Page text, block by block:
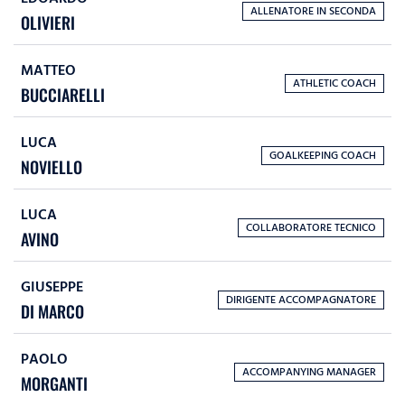
OLIVIERI
ALLENATORE IN SECONDA
MATTEO
BUCCIARELLI
ATHLETIC COACH
LUCA
NOVIELLO
GOALKEEPING COACH
LUCA
AVINO
COLLABORATORE TECNICO
GIUSEPPE
DI MARCO
DIRIGENTE ACCOMPAGNATORE
PAOLO
MORGANTI
ACCOMPANYING MANAGER